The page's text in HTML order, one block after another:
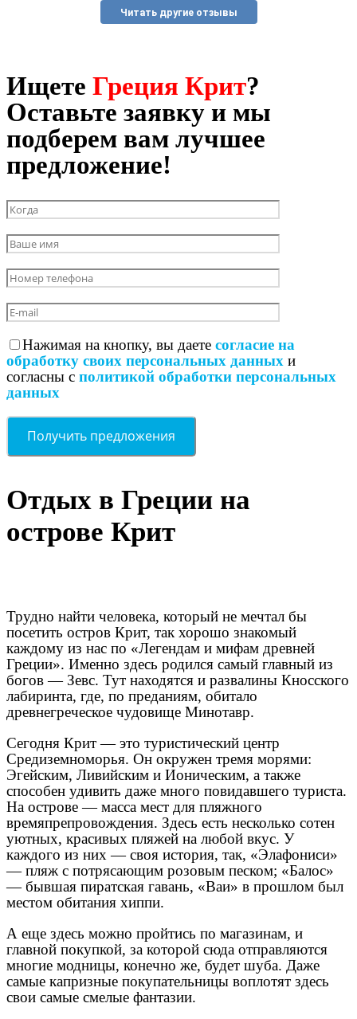
Читать другие отзывы
Ищете Греция Крит?
Оставьте заявку и мы
подберем вам лучшее
предложение!
Нажимая на кнопку, вы даете согласие на
обработку своих персональных данных и
согласны с политикой обработки персональных
данных
Отдых в Греции на
острове Крит
Трудно найти человека, который не мечтал бы
посетить остров Крит, так хорошо знакомый
каждому из нас по «Легендам и мифам древней
Греции». Именно здесь родился самый главный из
богов — Зевс. Тут находятся и развалины Кносского
лабиринта, где, по преданиям, обитало
древнегреческое чудовище Минотавр.
Сегодня Крит — это туристический центр
Средиземноморья. Он окружен тремя морями:
Эгейским, Ливийским и Ионическим, а также
способен удивить даже много повидавшего туриста.
На острове — масса мест для пляжного
времяпрепровождения. Здесь есть несколько сотен
уютных, красивых пляжей на любой вкус. У
каждого из них — своя история, так, «Элафониси»
— пляж с потрясающим розовым песком; «Балос»
— бывшая пиратская гавань, «Ваи» в прошлом был
местом обитания хиппи.
А еще здесь можно пройтись по магазинам, и
главной покупкой, за которой сюда отправляются
многие модницы, конечно же, будет шуба. Даже
самые капризные покупательницы воплотят здесь
свои самые смелые фантазии.